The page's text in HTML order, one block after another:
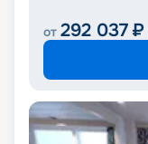
от 292 037 ₽